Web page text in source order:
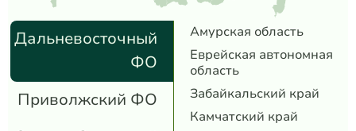
Дальневосточный
ФО
Приволжский ФО
Амурская область
Еврейская автономная
область
Забайкальский край
Камчатский край